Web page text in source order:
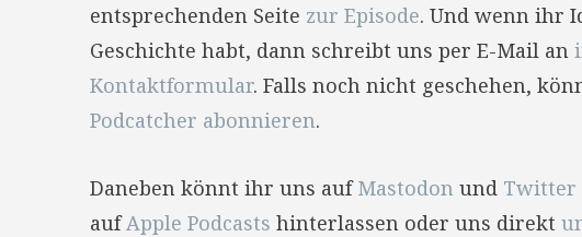
entsprechenden Seite zur Episode. Und wenn ihr
Geschichte habt, dann schreibt uns per E-Mail an
Kontaktformular. Falls noch nicht geschehen,
Podcatcher abonnieren.
Daneben könnt ihr uns aufMastodon und Twitter
aufApple Podcasts hinterlassen oder uns direkt